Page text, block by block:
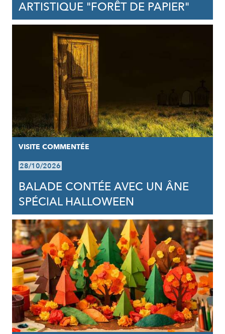
ARTISTIQUE "FORÊT DE PAPIER"
VISITE COMMENTÉE
28/10/2026
BALADE CONTÉE AVEC UN ÂNE
SPÉCIAL HALLOWEEN